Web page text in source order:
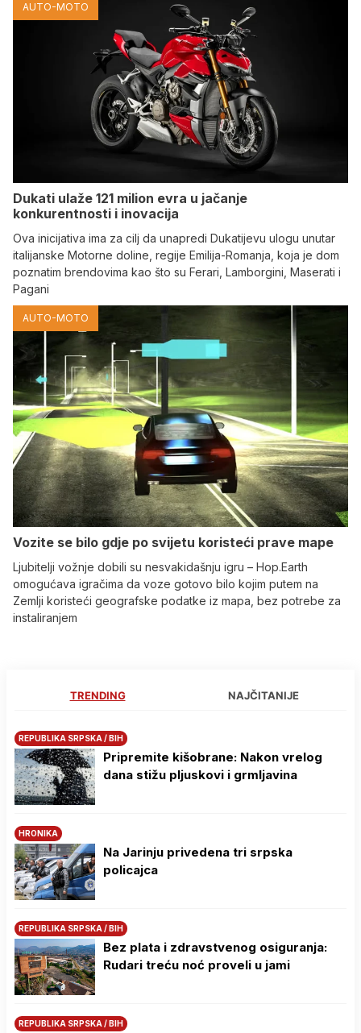
AUTO-MOTO
Dukati ulaže 121 milion evra u jačanje
konkurentnosti i inovacija
Ova inicijativa ima za cilj da unapredi Dukatijevu ulogu unutar
italijanske Motorne doline, regije Emilija-Romanja, koja je dom
poznatim brendovima kao što su Ferari, Lamborgini, Maserati i
Pagani
AUTO-MOTO
Vozite se bilo gdje po svijetu koristeći prave mape
Ljubitelji vožnje dobili su nesvakidašnju igru – Hop.Earth
omogućava igračima da voze gotovo bilo kojim putem na
Zemlji koristeći geografske podatke iz mapa, bez potrebe za
instaliranjem
TRENDING NAJČITANIJE
REPUBLIKA SRPSKA / BIH
Pripremite kišobrane: Nakon vrelog
dana stižu pljuskovi i grmljavina
HRONIKA
Na Јarinju privedena tri srpska
policajca
REPUBLIKA SRPSKA / BIH
Bez plata i zdravstvenog osiguranja:
Rudari treću noć proveli u jami
REPUBLIKA SRPSKA / BIH